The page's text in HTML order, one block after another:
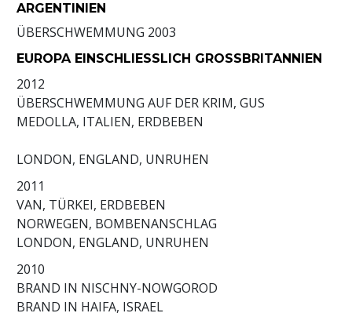
ARGENTINIEN
ÜBERSCHWEMMUNG 2003
EUROPA EINSCHLIESSLICH GROSSBRITANNIEN
2012
ÜBERSCHWEMMUNG AUF DER KRIM, GUS
MEDOLLA, ITALIEN, ERDBEBEN
LONDON, ENGLAND, UNRUHEN
2011
VAN, TÜRKEI, ERDBEBEN
NORWEGEN, BOMBENANSCHLAG
LONDON, ENGLAND, UNRUHEN
2010
BRAND IN NISCHNY-NOWGOROD
BRAND IN HAIFA, ISRAEL